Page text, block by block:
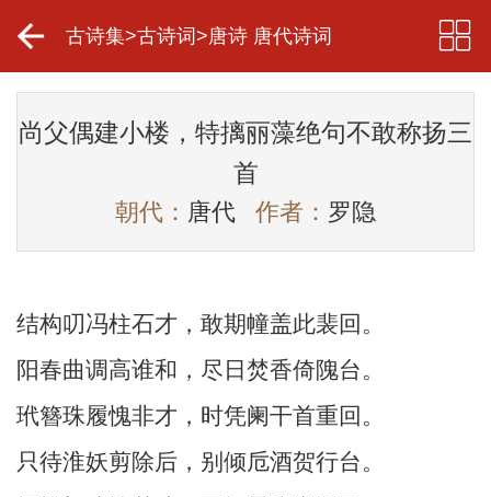
古诗集>古诗词 >唐诗 唐代诗词
尚父偶建小楼，特摛丽藻绝句不敢称扬三
首
朝代： 唐代 作者： 罗隐
结构叨冯柱石才，敢期幢盖此裴回。
阳春曲调高谁和，尽日焚香倚隗台。
玳簪珠履愧非才，时凭阑干首重回。
只待淮妖剪除后，别倾卮酒贺行台。